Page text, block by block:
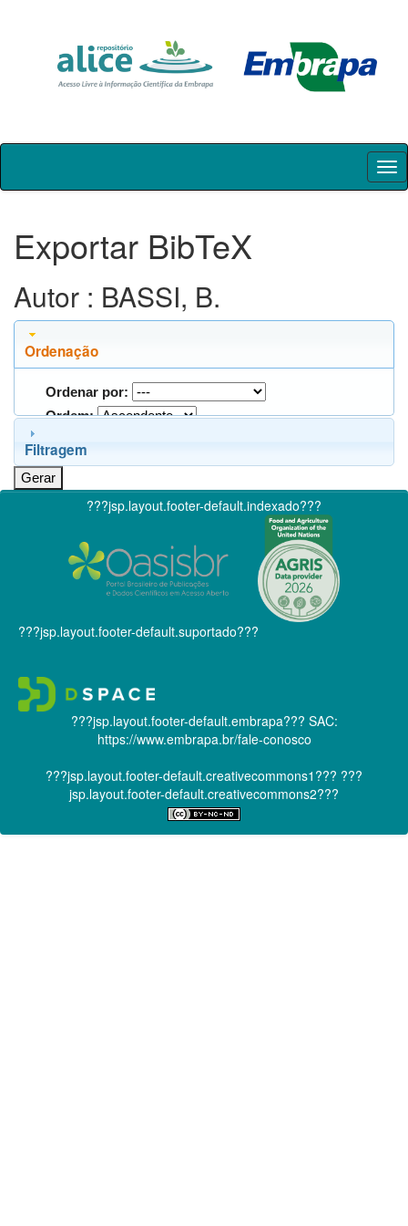
Skip
Exportar BibTeX
Autor : BASSI, B.
Ordenação
Ordenar por:
Ordem:
Filtragem
???jsp.layout.footer-default.indexado???
???jsp.layout.footer-default.suportado???
???jsp.layout.footer-default.embrapa??? SAC:
https://www.embrapa.br/fale-conosco
???jsp.layout.footer-default.creativecommons1??? ???
jsp.layout.footer-default.creativecommons2???